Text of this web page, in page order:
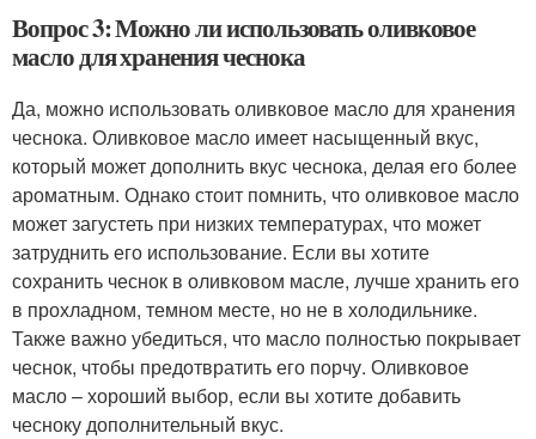
Вопрос 3: Можно ли использовать оливковое
масло для хранения чеснока
Да, можно использовать оливковое масло для хранения
чеснока. Оливковое масло имеет насыщенный вкус,
который может дополнить вкус чеснока, делая его более
ароматным. Однако стоит помнить, что оливковое масло
может загустеть при низких температурах, что может
затруднить его использование. Если вы хотите
сохранить чеснок в оливковом масле, лучше хранить его
в прохладном, темном месте, но не в холодильнике.
Также важно убедиться, что масло полностью покрывает
чеснок, чтобы предотвратить его порчу. Оливковое
масло – хороший выбор, если вы хотите добавить
чесноку дополнительный вкус.